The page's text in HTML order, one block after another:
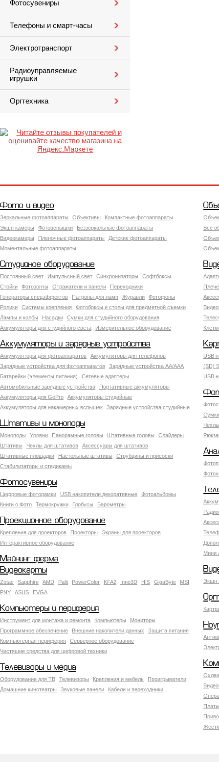
Фотосувениры
Телефоны и смарт-часы
Электротранспорт
Радиоуправляемые
игрушки
Оргтехника
Фото и видео
Зеркальные фотоаппараты Объективы
Компактные фотоаппараты
Экшн камеры
Фотовспышки
Беззеркальные фотоаппараты
Видеокамеры
Пленочные фотоаппараты
Детские фотоаппараты
Моментальные фотоаппараты
Все
Студийное оборудование
Постоянный свет Импульсный свет Синхронизаторы
Софтбоксы
Стойки
Фотозонты Отражатели и панели
Переходники
Генераторы спецэффектов
Патроны для ламп Журавли
Фотофоны
Ролики
Системы крепления
Фотобоксы и столы для предметной съемки
Лампы и колбы
Насадки
Сумки для студийного оборудования
Аккумуляторы для студийного света
Измерительное оборудование
Аккумуляторы и зарядные устройства
Аккумуляторы для фотоаппаратов
Аккумуляторы для телефонов
Зарядные устройства для фотоаппаратов
Зарядные устройства AA/AAA
Батарейки (элементы питания)
Сетевые адаптеры
Автомобильные зарядные устройства
Портативные аккумуляторы
Аккумуляторы для GoPro
Аккумуляторы студийные
Аккумуляторы для накамерных вспышек
Зарядные устройства студийные
USB
(SD)
USB
Штативы и моноподы
Моноподы Уровни Панорамные головы Штативные головы
Слайдеры
Штативы
Чехлы для штативов
Аксессуары для штативов
Штативные площадки
Настольные штативы
Струбцины и присоски
Стабилизаторы и стедикамы
Фотосувениры
Цифровые фоторамки USB накопители декоративные
Фотоальбомы
Книги о Фото
Термокружки Глобусы Барометры
Мини
Проекционное оборудование
Крепления для проекторов Проекторы
Экраны для проекторов
Интерактивное оборудование
Майнинг ферма
Экшн
Видеокарты
Zotac Sapphire AMD Palit PowerColor KFA2 Inno3D HIS GigaByte
MSI
PNY
ASUS EVGA
Компьютеры и периферия
Инструмент для монтажа и ремонта Компьютеры
Мониторы
Программное обеспечение
Внешние накопители данных
Защита питания
Компьютерная периферия
Серверное оборудование
Чистящие средства для цифровой техники
Телевизоры и медиа
Оборудование для ТВ Телевизоры Крепления и мебель
Проигрыватели
Домашние кинотеатры
Звуковые панели Кабели и переходники